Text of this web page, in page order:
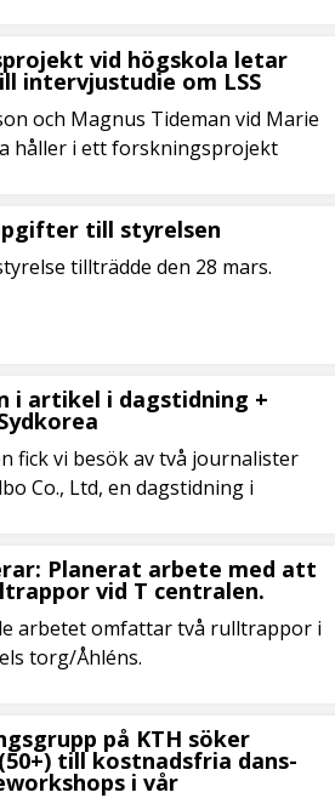
vid högskola letar
intervjustudie om LSS
och Magnus Tideman vid Marie
håller i ett forskningsprojekt
till styrelsen
tillträdde den 28 mars.
i artikel i dagstidning +
fick vi besök av två journalister
Co., Ltd, en dagstidning i
Planerat arbete med att
vid T centralen.
arbetet omfattar två rulltrappor i
torg/Åhléns.
på KTH söker
till kostnadsfria dans-
i vår